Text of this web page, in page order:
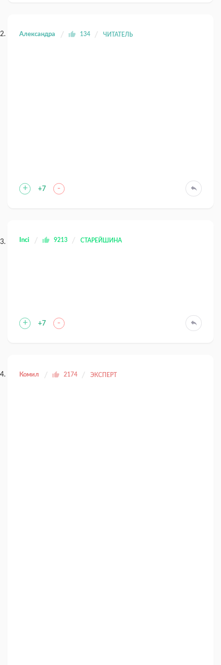
Александра 134 ЧИТАТЕЛЬ
+ +7 -
Inci 9213 СТАРЕЙШИНА
+ +7 -
Комил 2174 ЭКСПЕРТ